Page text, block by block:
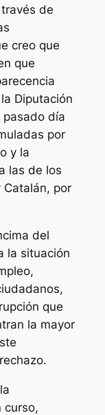
de
creo que
que
Diputación
pasado día
por
y la
las de los
Catalán, por
del
la situación
que
la mayor
curso,